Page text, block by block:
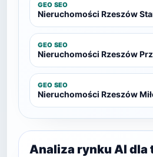
GEO SEO
Nieruchomości Rzeszów
GEO SEO
Nieruchomości Rzeszów
GEO SEO
Nieruchomości Rzeszów
Analiza rynku AI dla